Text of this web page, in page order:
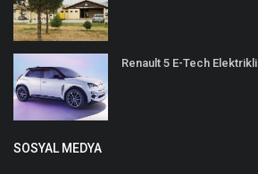
Renault 5 E-Tech Elektrikli
SOSYAL MEDYA